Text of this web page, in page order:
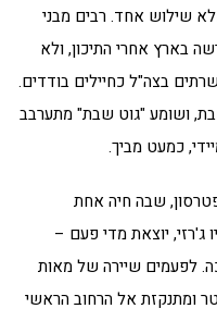
שילוש אחד. רבים מבני
בארץ אחרי התיכון, ולא
בצה"ל כחיילים בודדים.
ושומע "גוט שבת" מתערבב
כמעט מביך.
פטרסון, שבה חיה אחת
ג'רזי, יוצאת מדי פעם –
לפעמים שיירה של מאות
את הדרך של 20 קילומטר ומתנקזת אל הרחוב הראשי